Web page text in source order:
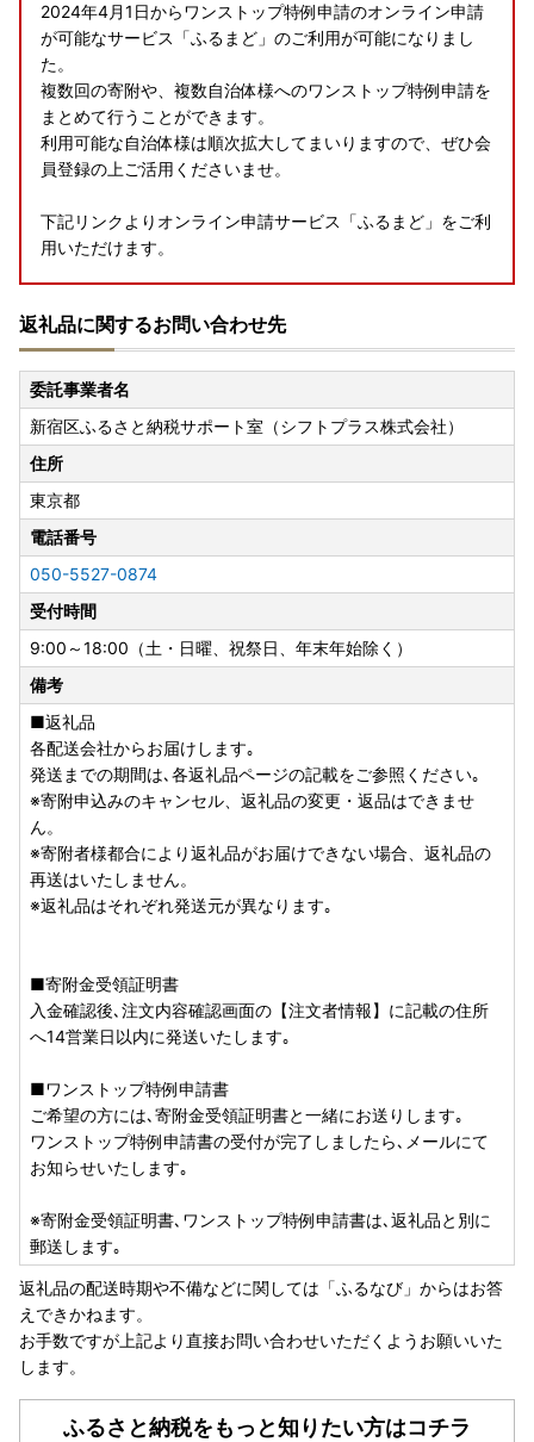
2024年4月1日からワンストップ特例申請のオンライン申請
が可能なサービス「ふるまど」のご利用が可能になりまし
た。
複数回の寄附や、複数自治体様へのワンストップ特例申請を
まとめて行うことができます。
利用可能な自治体様は順次拡大してまいりますので、ぜひ会
員登録の上ご活用くださいませ。
下記リンクよりオンライン申請サービス「ふるまど」をご利
用いただけます。
サービスのご案内URL
ログインURL
※利用可能自治体の一覧はコチラ
【ご利用手順】---------------------------
1.公的個人認証アプリ「IAM（アイアム）」をインストール
2.「ふるまど」に新規アカウント登録
3.寄附情報を登録
4.ワンストップ特例申請を実施
※複数の寄附登録後は、まとめてワンストップ特例申請が可
能です。
5.マイナンバーカードで暗証番号を入力
6.申請完了
-----------------------------------------
※ワンストップ特例申請の受付後、ご登録のメールアドレス
宛へ受付完了のご案内をさせていただきます。紙での受付書
の送付は行っておりません。ご了承ください。
お問合せ等ございましたら、下記メールアドレスまでご連絡
[お問合せ先] support@shinjuku.furusato-lg.jp
返礼品に関するお問い合わせ先
委託事業者名
新宿区ふるさと納税サポート室（シフトプラス株式会社）
住所
東京都
電話番号
050-5527-0874
受付時間
9:00～18:00（土・日曜、祝祭日、年末年始除く）
備考
■返礼品
各配送会社からお届けします｡
発送までの期間は､各返礼品ページの記載をご参照ください｡
※寄附申込みのキャンセル、返礼品の変更・返品はできませ
ん。
※寄附者様都合により返礼品がお届けできない場合、返礼品の
再送はいたしません。
※返礼品はそれぞれ発送元が異なります｡
■寄附金受領証明書
入金確認後､注文内容確認画面の【注文者情報】に記載の住所
へ14営業日以内に発送いたします｡
■ワンストップ特例申請書
ご希望の方には､寄附金受領証明書と一緒にお送りします｡
ワンストップ特例申請書の受付が完了しましたら､メールにて
お知らせいたします｡
※寄附金受領証明書､ワンストップ特例申請書は､返礼品と別に
郵送します｡
返礼品の配送時期や不備などに関しては「ふるなび」からはお答
えできかねます。
お手数ですが上記より直接お問い合わせいただくようお願いいた
します。
ふるさと納税をもっと知りたい方はコチラ